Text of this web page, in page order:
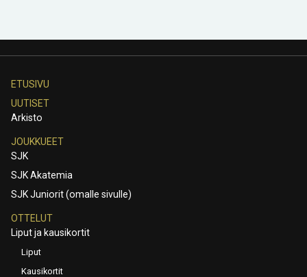
ETUSIVU
UUTISET
Arkisto
JOUKKUEET
SJK
SJK Akatemia
SJK Juniorit (omalle sivulle)
OTTELUT
Liput ja kausikortit
Liput
Kausikortit